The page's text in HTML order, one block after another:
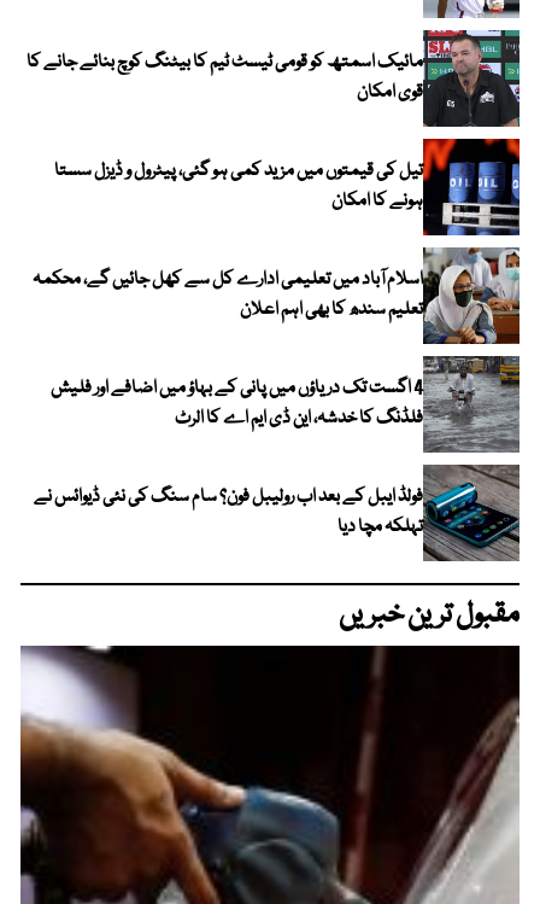
مائیک اسمتھ کو قومی ٹیسٹ ٹیم کا بیٹنگ کوچ بنائے جانے کا
قوی امکان
تیل کی قیمتوں میں مزید کمی ہو گئی، پیٹرول و ڈیزل سستا
ہونے کا امکان
اسلام آباد میں تعلیمی ادارے کل سے کھل جائیں گے، محکمہ
تعلیم سندھ کا بھی اہم اعلان
4 اگست تک دریاؤں میں پانی کے بہاؤ میں اضافے اور فلیش
فلڈنگ کا خدشہ، این ڈی ایم اے کا الرٹ
فولڈ ایبل کے بعد اب رولیبل فون؟ سام سنگ کی نئی ڈیوائس نے
تہلکہ مچا دیا
مقبول ترین خبریں